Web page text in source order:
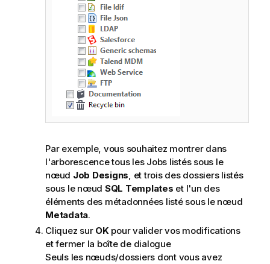
Par exemple, vous souhaitez montrer dans
l'arborescence tous les Jobs listés sous le
nœud Job Designs, et trois des dossiers listés
sous le nœud SQL Templates et l'un des
éléments des métadonnées listé sous le nœud
Metadata.
Cliquez sur OKpour valider vos modifications
et fermer la boîte de dialogue
Seuls les nœuds/dossiers dont vous avez